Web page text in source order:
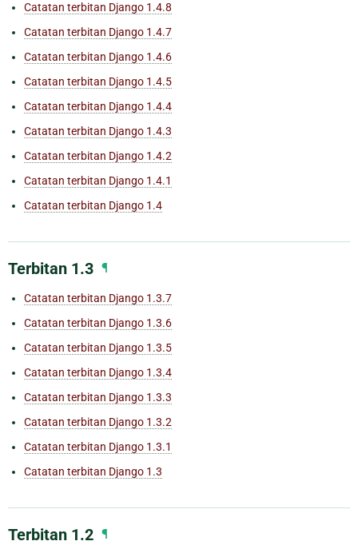
Catatan terbitan Django 1.4.8
Catatan terbitan Django 1.4.7
Catatan terbitan Django 1.4.6
Catatan terbitan Django 1.4.5
Catatan terbitan Django 1.4.4
Catatan terbitan Django 1.4.3
Catatan terbitan Django 1.4.2
Catatan terbitan Django 1.4.1
Catatan terbitan Django 1.4
Terbitan 1.3 ¶
Catatan terbitan Django 1.3.7
Catatan terbitan Django 1.3.6
Catatan terbitan Django 1.3.5
Catatan terbitan Django 1.3.4
Catatan terbitan Django 1.3.3
Catatan terbitan Django 1.3.2
Catatan terbitan Django 1.3.1
Catatan terbitan Django 1.3
Terbitan 1.2 ¶